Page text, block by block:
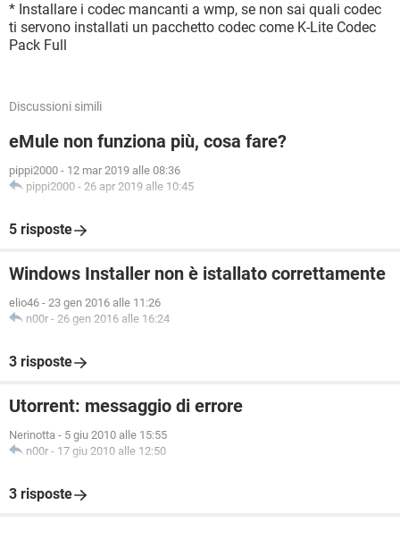
* Installare i codec mancanti a wmp, se non sai quali codec
ti servono installati un pacchetto codec come K-Lite Codec
Pack Full
Discussioni simili
eMule non funziona più, cosa fare?
pippi2000 - 12 mar 2019 alle 08:36
pippi2000 - 26 apr 2019 alle 10:45
5 risposte
Windows Installer non è istallato correttamente
elio46 - 23 gen 2016 alle 11:26
n00r - 26 gen 2016 alle 16:24
3 risposte
Utorrent: messaggio di errore
Nerinotta - 5 giu 2010 alle 15:55
n00r - 17 giu 2010 alle 12:50
3 risposte